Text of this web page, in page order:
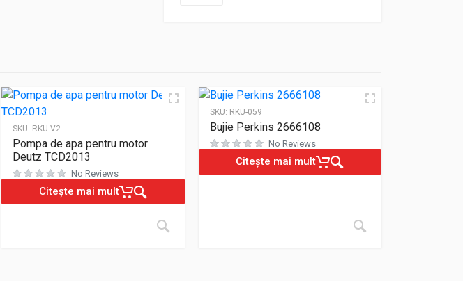
SKU: RKU-V2
Pompa de apa pentru motor
Deutz TCD2013
No Reviews
Citește mai mult
SKU: RKU-059
Bujie Perkins 2666108
No Reviews
Citește mai mult